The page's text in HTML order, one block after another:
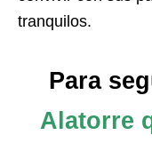
tranquilos.
Para
Alatorre